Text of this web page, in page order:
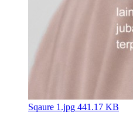
Sqaure 1.jpg 441.17 KB